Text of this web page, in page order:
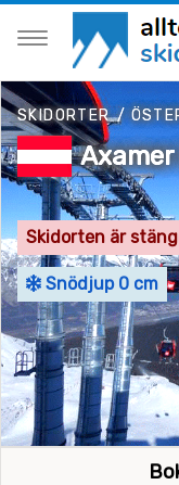
SKIDORTER/
Skidorten är
Snödjup 0 cm